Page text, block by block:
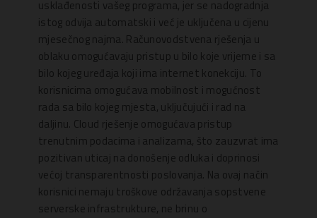
usklađenosti vašeg programa, jer se nadogradnja
istog odvija automatski i već je uključena u cijenu
mjesečnog najma. Računovodstvena rješenja u
oblaku omogućavaju pristup u bilo koje vrijeme i sa
bilo kojeg uređaja koji ima internet konekciju. To
korisnicima omogućava mobilnost i mogućnost
rada sa bilo kojeg mjesta, uključujući i rad na
daljinu. Cloud rješenje omogućava pristup
trenutnim podacima i analizama, što zauzvrat ima
pozitivan uticaj na donošenje odluka i doprinosi
većoj transparentnosti poslovanja. Na ovaj način
korisnici nemaju troškove održavanja sopstvene
serverske infrastrukture, ne brinu o